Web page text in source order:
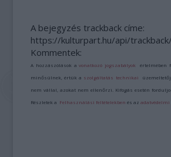
A bejegyzés trackback címe:
https://kulturpart.hu/api/
Kommentek:
A hozzászólások avonatkozó jogszabályok értelmében
minősülnek, értük a szolgáltatás technikai
nem vállal, azokat nem ellenőrzi. Kifogás esetén
Részletek a Felhasználási feltételekben és azadatvédelmi